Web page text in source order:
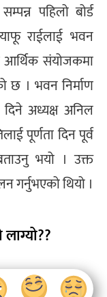
पहिलो बोर्ड
राईलाई भवन
आर्थिक संयोजकमा
छ । भवन निर्माण
अध्यक्ष अनिल
पूर्णता दिन पूर्व
भयो । उक्त
गर्नुभएको थियो ।